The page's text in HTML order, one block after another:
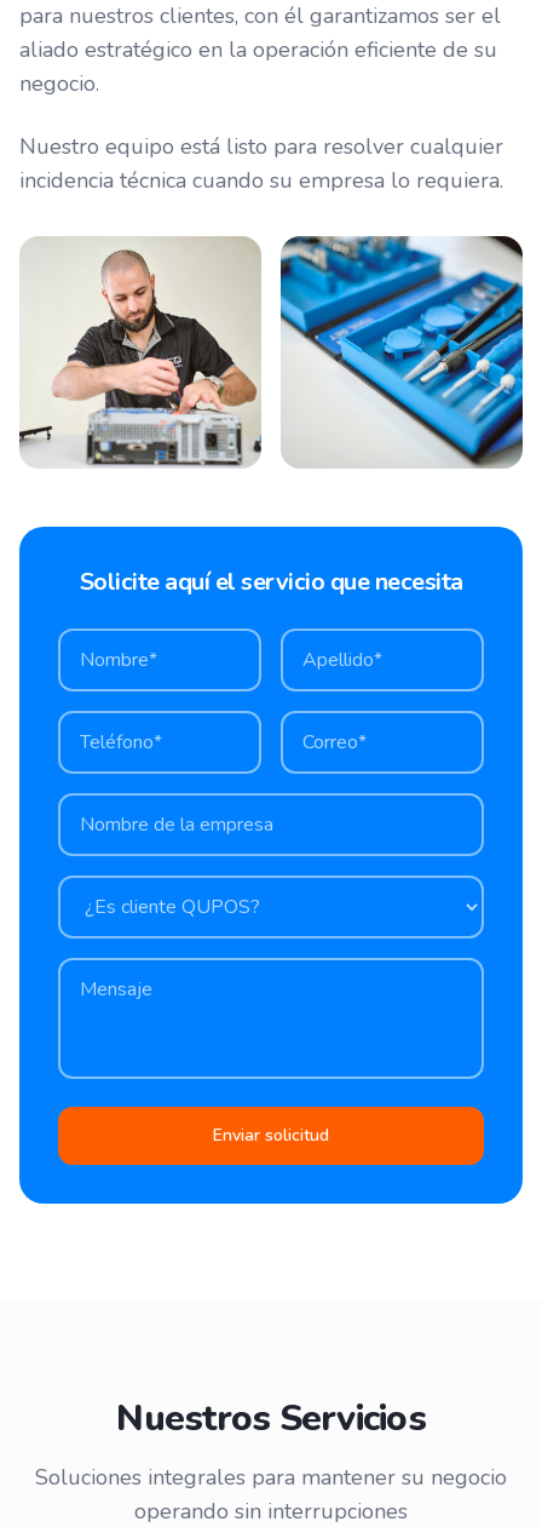
para nuestros clientes, con él garantizamos ser el
aliado estratégico en la operación eficiente de su
negocio.
Nuestro equipo está listo para resolver cualquier
incidencia técnica cuando su empresa lo requiera.
Solicite aquí el servicio que necesita
Enviar solicitud
Nuestros Servicios
Soluciones integrales para mantener su negocio
operando sin interrupciones